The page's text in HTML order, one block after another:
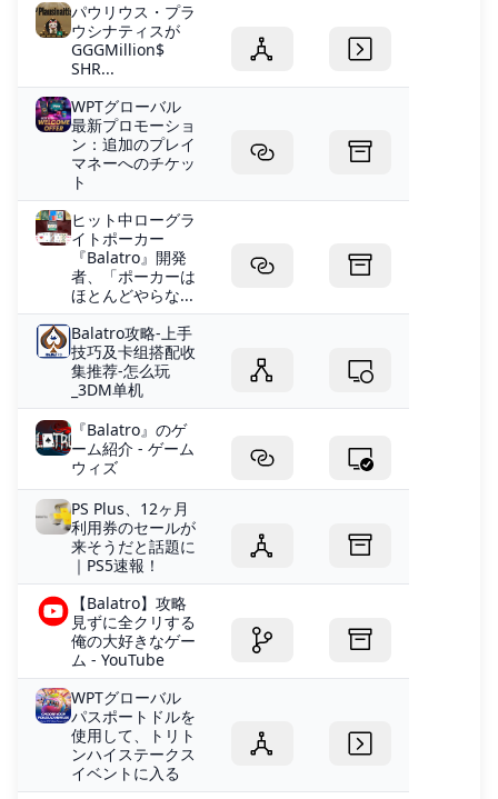
パウリウス・プラ
ウシナティスが
GGGMillion$
SHR...
WPTグローバル
最新プロモーショ
ン：追加のプレイ
マネーへのチケッ
ト
ヒット中ローグラ
イトポーカー
『Balatro』開発
者、「ポーカーは
ほとんどやらな...
Balatro攻略-上手
技巧及卡组搭配收
集推荐-怎么玩
_3DM单机
『Balatro』のゲ
ーム紹介 - ゲーム
ウィズ
PS Plus、12ヶ月
利用券のセールが
来そうだと話題に
｜PS5速報！
【Balatro】攻略
見ずに全クリする
俺の大好きなゲー
ム - YouTube
WPTグローバル
パスポートドルを
使用して、トリト
ンハイステークス
イベントに入る